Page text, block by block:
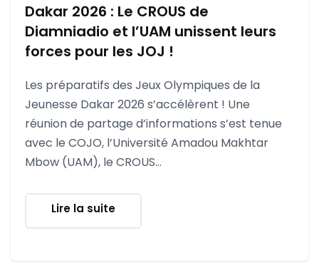
Dakar 2026 : Le CROUS de
Diamniadio et l’UAM unissent leurs
forces pour les JOJ !
Les préparatifs des Jeux Olympiques de la
Jeunesse Dakar 2026 s’accélèrent ! Une
réunion de partage d’informations s’est tenue
avec le COJO, l’Université Amadou Makhtar
Mbow (UAM), le CROUS...
Lire la suite